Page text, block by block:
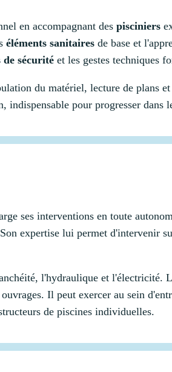
en accompagnant des pisciniers
éléments sanitaires de base et
de sécurité et les gestes techniques
du matériel, lecture de plans
indispensable pour progresser dans
ses interventions en toute
expertise lui permet d'intervenir
l'hydraulique et l'électricité.
Il peut exercer au sein
de piscines individuelles.